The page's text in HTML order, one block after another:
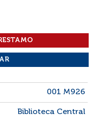
001 M926
Biblioteca Central